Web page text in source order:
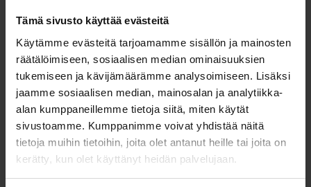
Tämä sivusto käyttää evästeitä
Käytämme evästeitä tarjoamamme sisällön ja mainosten
räätälöimiseen, sosiaalisen median ominaisuuksien
tukemiseen ja kävijämäärämme analysoimiseen. Lisäksi
jaamme sosiaalisen median, mainosalan ja analytiikka-
alan kumppaneillemme tietoja siitä, miten käytät
sivustoamme. Kumppanimme voivat yhdistää näitä
tietoja muihin tietoihin, joita olet antanut heille tai joita on
kerätty, kun olet käyttänyt heidän palvelujaan.
Sonyn tulostimet ultraäänilaitteisiin
Tuotenumero Tuotekuvaus
Katso kaikki koot
Jaa tämä